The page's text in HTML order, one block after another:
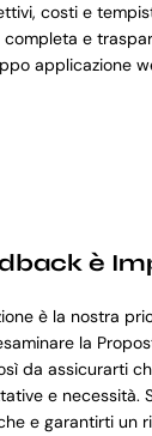
costi e
e
applicazione
è
è la nostra
la
da assicurarti
e necessità.
e garantirti un